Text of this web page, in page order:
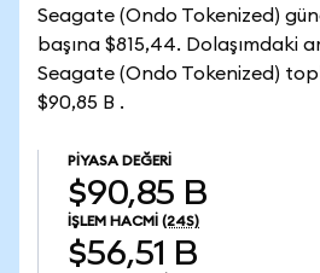
Seagate (Ondo Tokenized)
başına $815,44. Dolaşımdaki
Seagate (Ondo Tokenized)
$90,85 B .
PIYASA DEĞERI
$90,85 B
İŞLEM HACMI (24S)
$56,51 B